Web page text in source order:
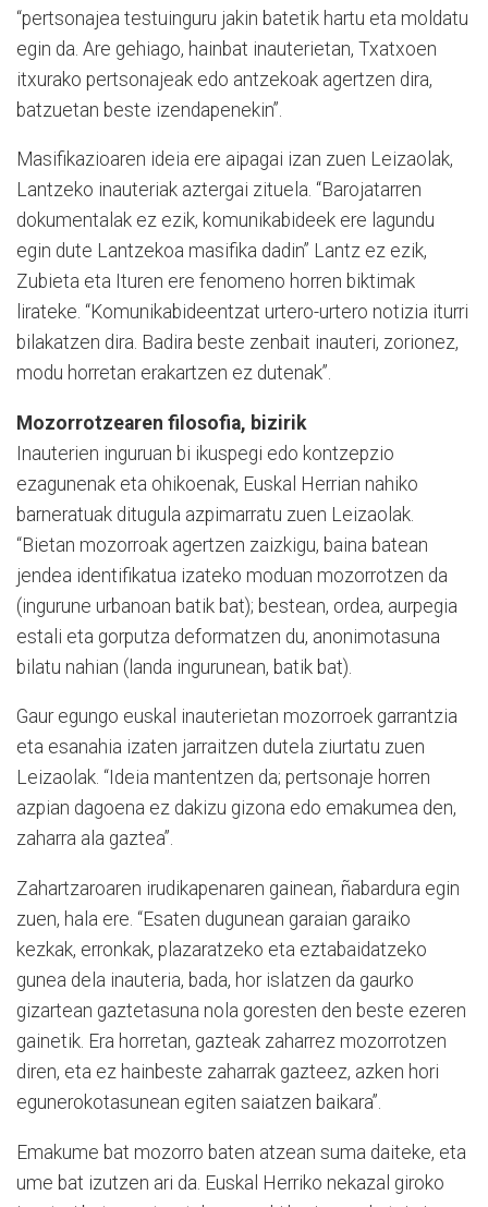
“pertsonajea testuinguru jakin batetik hartu eta moldatu
egin da. Are gehiago, hainbat inauterietan, Txatxoen
itxurako pertsonajeak edo antzekoak agertzen dira,
batzuetan beste izendapenekin”.
Masifikazioaren ideia ere aipagai izan zuen Leizaolak,
Lantzeko inauteriak aztergai zituela. “Barojatarren
dokumentalak ez ezik, komunikabideek ere lagundu
egin dute Lantzekoa masifika dadin” Lantz ez ezik,
Zubieta eta Ituren ere fenomeno horren biktimak
lirateke. “Komunikabideentzat urtero-urtero notizia iturri
bilakatzen dira. Badira beste zenbait inauteri, zorionez,
modu horretan erakartzen ez dutenak”.
Mozorrotzearen filosofia, bizirik
Inauterien inguruan bi ikuspegi edo kontzepzio
ezagunenak eta ohikoenak, Euskal Herrian nahiko
barneratuak ditugula azpimarratu zuen Leizaolak.
“Bietan mozorroak agertzen zaizkigu, baina batean
jendea identifikatua izateko moduan mozorrotzen da
(ingurune urbanoan batik bat); bestean, ordea, aurpegia
estali eta gorputza deformatzen du, anonimotasuna
bilatu nahian (landa ingurunean, batik bat).
Gaur egungo euskal inauterietan mozorroek garrantzia
eta esanahia izaten jarraitzen dutela ziurtatu zuen
Leizaolak. “Ideia mantentzen da; pertsonaje horren
azpian dagoena ez dakizu gizona edo emakumea den,
zaharra ala gaztea”.
Zahartzaroaren irudikapenaren gainean, ñabardura egin
zuen, hala ere. “Esaten dugunean garaian garaiko
kezkak, erronkak, plazaratzeko eta eztabaidatzeko
gunea dela inauteria, bada, hor islatzen da gaurko
gizartean gaztetasuna nola goresten den beste ezeren
gainetik. Era horretan, gazteak zaharrez mozorrotzen
diren, eta ez hainbeste zaharrak gazteez, azken hori
egunerokotasunean egiten saiatzen baikara”.
Emakume bat mozorro baten atzean suma daiteke, eta
ume bat izutzen ari da. Euskal Herriko nekazal giroko